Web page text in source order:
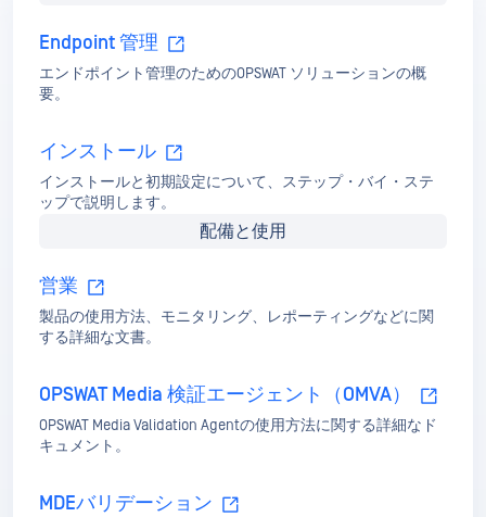
Endpoint 管理
エンドポイント管理のためのOPSWAT ソリューションの概
要。
インストール
インストールと初期設定について、ステップ・バイ・ステ
ップで説明します。
配備と使用
営業
製品の使用方法、モニタリング、レポーティングなどに関
する詳細な文書。
OPSWAT Media 検証エージェント（OMVA）
OPSWAT Media Validation Agentの使用方法に関する詳細なド
キュメント。
MDEバリデーション